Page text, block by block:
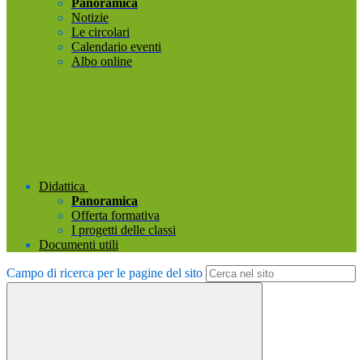
Panoramica
Notizie
Le circolari
Calendario eventi
Albo online
Didattica
Panoramica
Offerta formativa
I progetti delle classi
Documenti utili
Campo di ricerca per le pagine del sito